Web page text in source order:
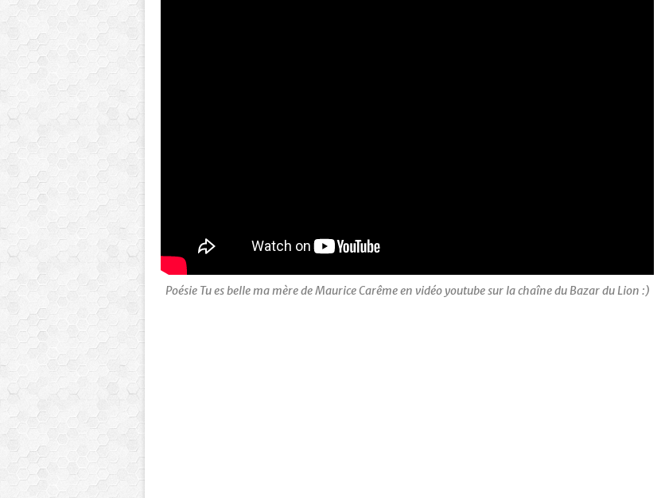
Poésie Tu es belle ma mère de Maurice Carême en vidéo youtube sur la chaîne du Bazar du Lion :)